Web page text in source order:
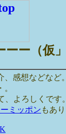
ー（仮」
感想などなど。
、よろしくです。
ミッポン もあり